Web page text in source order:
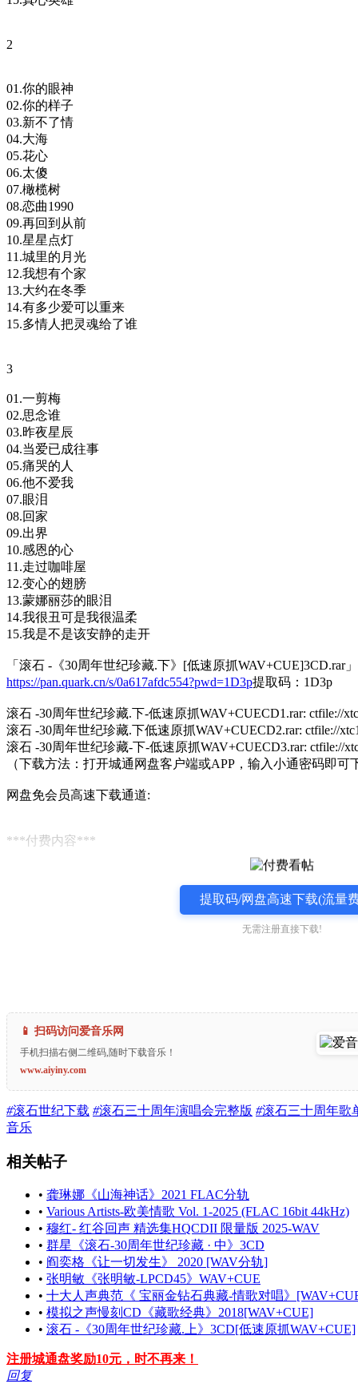
2
01.你的眼神
02.你的样子
03.新不了情
04.大海
05.花心
06.太傻
07.橄榄树
08.恋曲1990
09.再回到从前
10.星星点灯
11.城里的月光
12.我想有个家
13.大约在冬季
14.有多少爱可以重来
15.多情人把灵魂给了谁
3
01.一剪梅
02.思念谁
03.昨夜星辰
04.当爱已成往事
05.痛哭的人
06.他不爱我
07.眼泪
08.回家
09.出界
10.感恩的心
11.走过咖啡屋
12.变心的翅膀
13.蒙娜丽莎的眼泪
14.我很丑可是我很温柔
15.我是不是该安静的走开
「滚石 -《30周年世纪珍藏.下》[低速原抓WAV+CUE]3CD.rar
https://pan.quark.cn/s/0a617afdc554?pwd=1D3p提取码：1D3p
滚石 -30周年世纪珍藏.下-低速原抓WAV+CUECD1.rar: ctfile://
滚石 -30周年世纪珍藏.下低速原抓WAV+CUECD2.rar: ctfile://
滚石 -30周年世纪珍藏-下-低速原抓WAV+CUECD3.rar: ctfile://
（下载方法：打开城通网盘客户端或APP，输入小通密码即可
网盘免会员高速下载通道:
***付费内容***
提取码/网盘高速下载(流量
无需注册直接下载!
📱 扫码访问爱音乐网
手机扫描右侧二维码,随时下载音乐！
www.aiyiny.com
#滚石世纪下载 #滚石三十周年演唱会完整版 #滚石三十周年歌
音乐
相关帖子
• 龚琳娜《山海神话》2021 FLAC分轨
• Various Artists-欧美情歌 Vol. 1-2025 (FLAC 16bit 44kHz)
• 穆红- 红谷回声 精选集HQCDII 限量版 2025-WAV
• 群星《滚石-30周年世纪珍藏 · 中》3CD
• 阎奕格《让一切发生》 2020 [WAV分轨]
• 张明敏《张明敏-LPCD45》WAV+CUE
• 十大人声典范《 宝丽金钻石典藏-情歌对唱》
• 模拟之声慢刻CD《藏歌经典》2018[WAV+CUE]
• 滚石 -《30周年世纪珍藏.上》3CD[低速原抓WAV+CUE]
注册城通盘奖励10元，时不再来！
回复